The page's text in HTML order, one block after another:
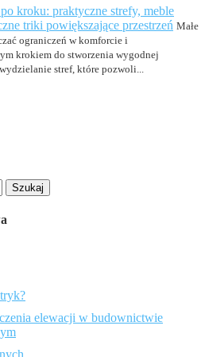
kroku: praktyczne strefy, meble
triki powiększające przestrzeń Małe
ograniczeń w komforcie i
krokiem do stworzenia wygodnej
stref, które pozwoli...
elewacji w budownictwie